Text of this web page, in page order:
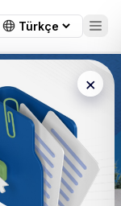
×